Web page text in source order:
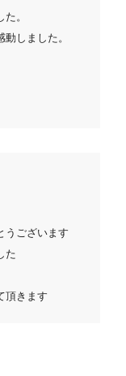
。
しました。
うございます
た
頂きます